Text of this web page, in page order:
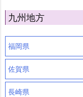
九州地方
福岡県
佐賀県
長崎県